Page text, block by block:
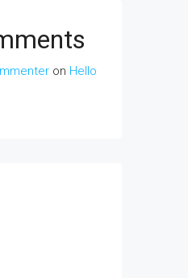
on Hello